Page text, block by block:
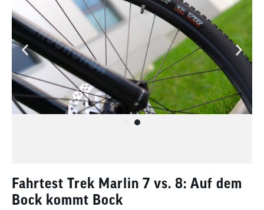
Fahrtest Trek Marlin 7 vs. 8: Auf dem
Bock kommt Bock